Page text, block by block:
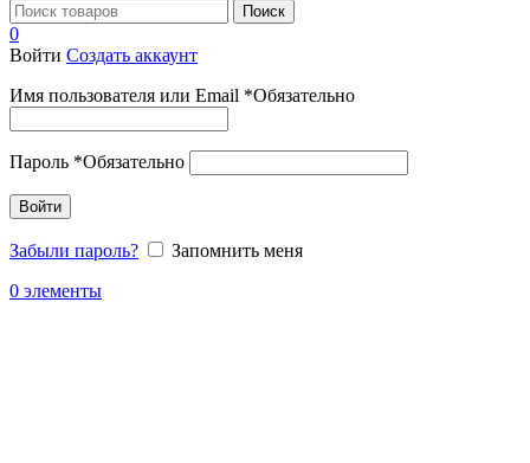
Поиск
0
Войти Создать аккаунт
Имя пользователя или Email *Обязательно
Пароль *Обязательно
Войти
Забыли пароль?
Запомнить меня
0 элементы